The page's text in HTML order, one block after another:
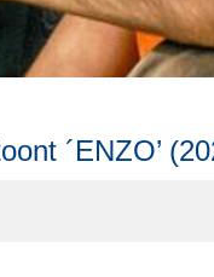
´ENZO’